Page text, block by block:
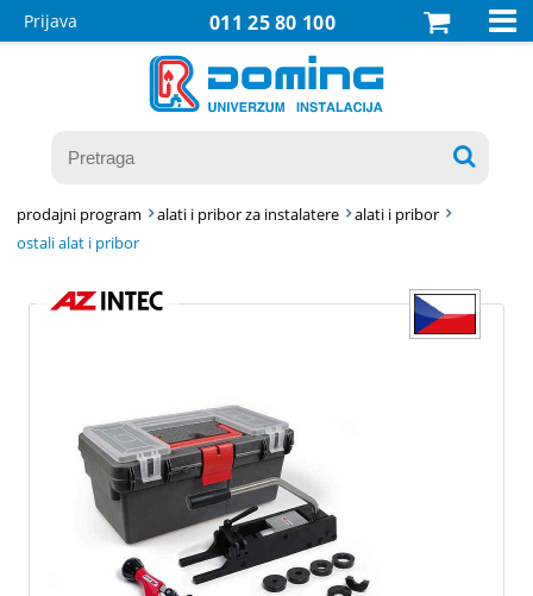
011 25 80 100
Prijava 

prodajni program alati i pribor za instalatere
alati i pribor
ostali alat i pribor